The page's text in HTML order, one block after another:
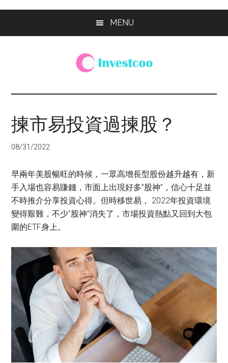
MENU
Investcoo
個
活
的
資
網
站
揀市易投資過揀股？
08/31/2022
早兩年美股暢旺的時候，一眾高增長型股份越升越有，新
手入場也容易賺錢，市面上出現好多”股神”，信心十足並
不時推介分享投資心得。但時移世易， 2022年投資環境
變得艱難，不少”股神”消失了，市場投資熱點又回到大包
圍的ETF身上。